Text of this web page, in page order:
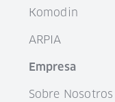
Komodin
ARPIA
Empresa
Sobre Nosotros